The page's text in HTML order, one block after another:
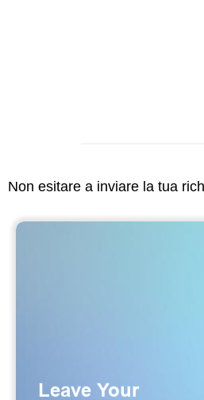
Non esitare a inviare la tua